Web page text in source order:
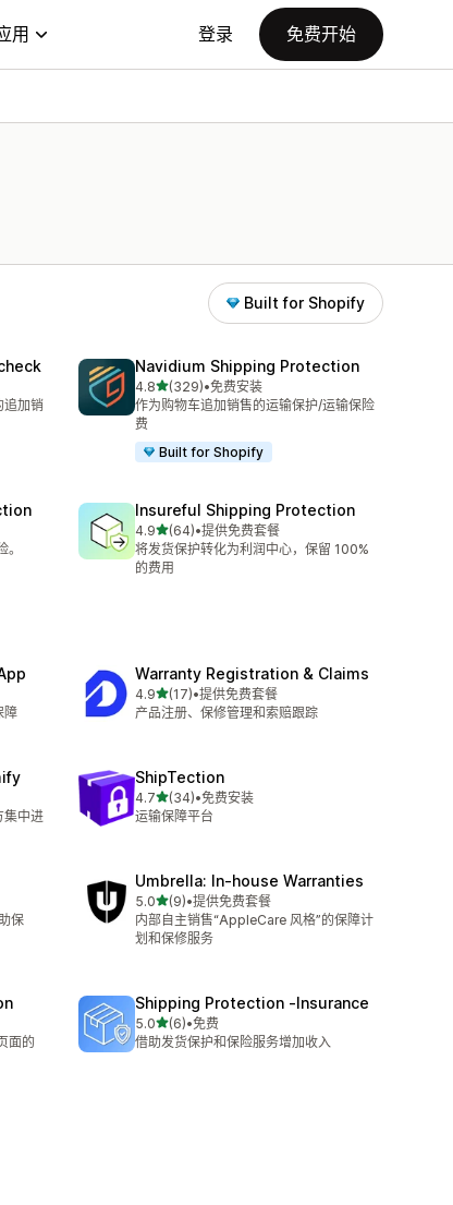
用 登录 免费开始
Built for Shopify
追加销
Navidium Shipping Protection
4.8星（满分 5 星）
(329)
总共 329 条评论
•免费安装
作为购物车追加销售的运输保护/运输保险
费
Built for Shopify
Insureful Shipping Protection
4.9星（满分 5 星）
(64)
总共 64 条评论
•提供免费套餐
将发货保护转化为利润中心，保留 100%
的费用
障
Warranty Registration & Claims
4.9星（满分 5 星）
(17)
总共 17 条评论
•提供免费套餐
产品注册、保修管理和索赔跟踪
集中进
ShipTection
4.7星（满分 5 星）
(34)
总共 34 条评论
•免费安装
运输保障平台
保
Umbrella: In‑house Warranties
5.0星（满分 5 星）
(9)
总共 9 条评论
•提供免费套餐
内部自主销售“AppleCare 风格”的保障计
划和保修服务
面的
Shipping Protection ‑Insurance
5.0星（满分 5 星）
(6)
总共 6 条评论
•免费
借助发货保护和保险服务增加收入